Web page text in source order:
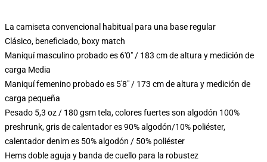
La camiseta convencional habitual para una base regular
Clásico, beneficiado, boxy match
Maniquí masculino probado es 6'0" / 183 cm de altura y medición de
carga Media
Maniquí femenino probado es 5'8" / 173 cm de altura y medición de
carga pequeña
Pesado 5,3 oz / 180 gsm tela, colores fuertes son algodón 100%
preshrunk, gris de calentador es 90% algodón/10% poliéster,
calentador denim es 50% algodón / 50% poliéster
Hems doble aguja y banda de cuello para la robustez